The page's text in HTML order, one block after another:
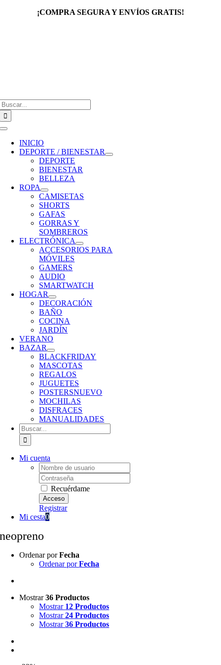
¡COMPRA SEGURA Y ENVÍOS GRATIS!
Toggle
Navigation
INICIO
DEPORTE / BIENESTAR
DEPORTE
BIENESTAR
BELLEZA
ROPA
CAMISETAS
SHORTS
GAFAS
GORRAS Y
SOMBREROS
ELECTRÓNICA
ACCESORIOS PARA
MÓVILES
GAMERS
AUDIO
SMARTWATCH
HOGAR
DECORACIÓN
BAÑO
COCINA
JARDÍN
VERANO
BAZAR
BLACKFRIDAY
MASCOTAS
REGALOS
JUGUETES
POSTERSNUEVO
MOCHILAS
DISFRACES
MANUALIDADES
Buscar:
Mi cuenta
Username:
Password:
Recuérdame
Registrar
Mi cesta0
neopreno
Ordenar porFecha
Ordenar porFecha
Mostrar36 Productos
Mostrar 12 Productos
Mostrar24 Productos
Mostrar36 Productos